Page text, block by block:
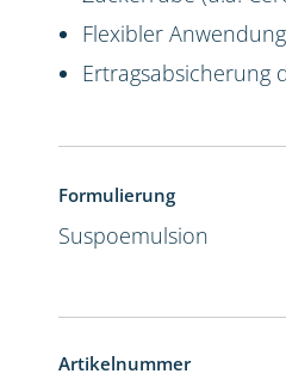
Flexibler
Ertragsabsicherung
Formulierung
Suspoemulsion
Artikelnummer